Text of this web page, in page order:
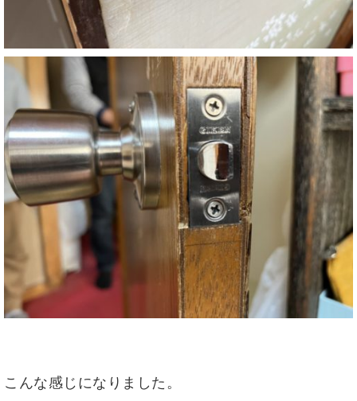
こんな感じになりました。